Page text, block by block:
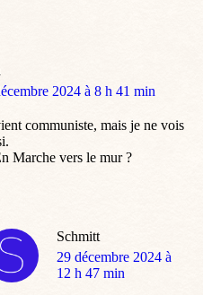
2024 à 8 h 41 min
communiste, mais je ne vois
Marche vers le mur ?
Schmitt
dit
:
29 décembre 2024 à
12 h 47 min